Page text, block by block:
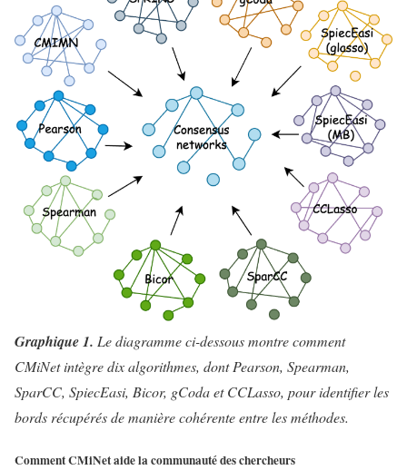
Graphique 1. Le diagramme ci-dessous montre comment
CMiNet intègre dix algorithmes, dont Pearson, Spearman,
SparCC, SpiecEasi, Bicor, gCoda et CCLasso, pour identifier les
bords récupérés de manière cohérente entre les méthodes.
Comment CMiNet aide la communauté des chercheurs